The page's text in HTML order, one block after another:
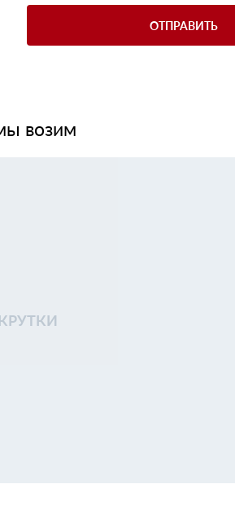
ОТПРАВИТЬ
возим